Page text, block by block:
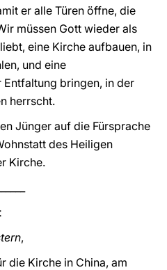
er alle Türen öffne, die
müssen Gott wieder als
eine Kirche aufbauen, in
und eine
bringen, in der
herrscht.
Jünger auf die Fürsprache
des Heiligen
Kirche.
,
die Kirche in China, am